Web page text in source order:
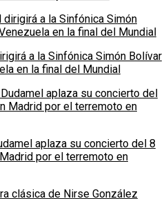
a la Sinfónica Simón Bolívar
en la final del Mundial
aplaza su concierto del 8
por el terremoto en